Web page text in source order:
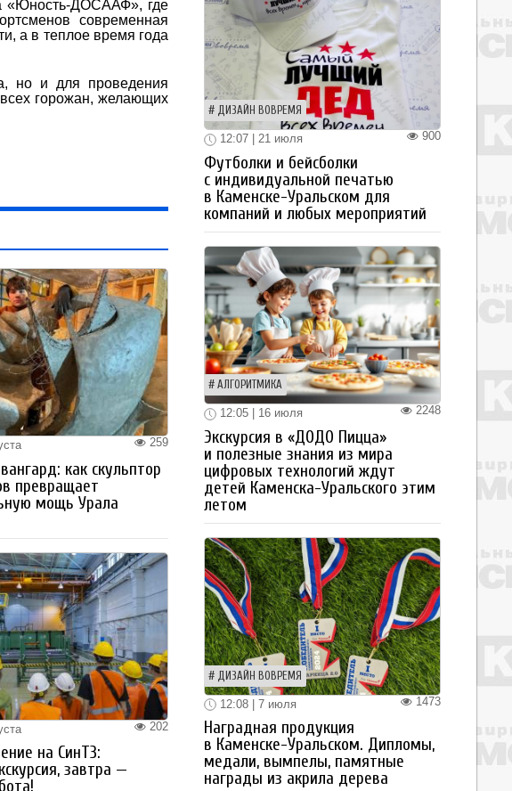
«Юность-ДОСААФ», где
современная
а в теплое время года
но и для проведения
горожан, желающих
259
как скульптор
превращает
мощь Урала
202
на СинТЗ:
завтра —
ДИЗАЙН ВОВРЕМЯ
900
12:07 | 21 июля
Футболки и бейсболки
с индивидуальной печатью
в Каменске-Уральском для
компаний и любых мероприятий
АЛГОРИТМИКА
2248
12:05 | 16 июля
Экскурсия в «ДОДО Пицца»
и полезные знания из мира
цифровых технологий ждут
детей Каменска-Уральского этим
летом
ДИЗАЙН ВОВРЕМЯ
1473
12:08 | 7 июля
Наградная продукция
в Каменске-Уральском. Дипломы,
медали, вымпелы, памятные
награды из акрила дерева